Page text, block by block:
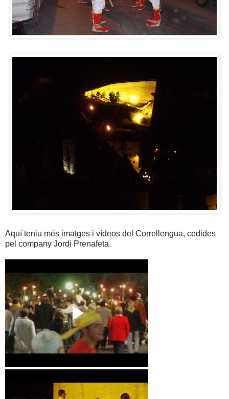
Aquí teniu més imatges i vídeos del Correllengua, cedides
pel company Jordi Prenafeta.